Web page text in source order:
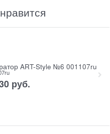
ART-Style №6 001107ru
руб.